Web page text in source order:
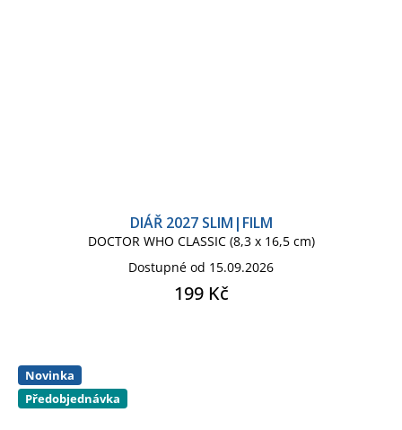
DIÁŘ 2027 SLIM|FILM
DOCTOR WHO CLASSIC (8,3 x 16,5 cm)
Dostupné od 15.09.2026
199 Kč
Novinka
Předobjednávka